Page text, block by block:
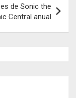
de Sonic the
Central anual